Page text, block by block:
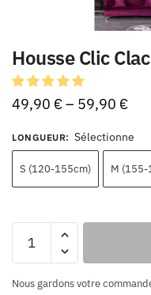
Housse Clic
49,90 €– 59,90 €
LONGUEUR: Sélectionne
S (120-155cm) M
Nous gardons votre